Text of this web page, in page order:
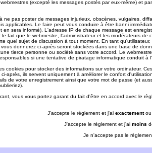
(excepté les messages postés par eux-même) et
ne pas poster de messages injurieux, obscènes, vulgaires,
applicables. Le faire peut vous conduire à être banni
en sera informé). L'adresse IP de chaque message est
le fait que le webmestre, l'administrateur et les modérateurs de
quel sujet de discussion à tout moment. En tant
donnerez ci-après seront stockées dans une base de
tierce personne ou société sans votre accord. Le
si une tentative de piratage informatique conduit à
cookies pour stocker des informations sur votre ordinateur.
après, ils servent uniquement à améliorer le confort
de votre enregistrement ainsi que votre mot de passe (et
vous vous portez garant du fait d'être en accord avec le
J'accepte le règlement et j'ai exactementou
J'accepte le règlement et j'ai moins
Je n'accepte pas le